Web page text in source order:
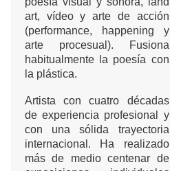
art, vídeo y arte de acción
(performance, happening y
arte procesual). Fusiona
habitualmente la poesía con
la plástica.
Artista con cuatro décadas
de experiencia profesional y
con una sólida trayectoria
internacional. Ha realizado
más de medio centenar de